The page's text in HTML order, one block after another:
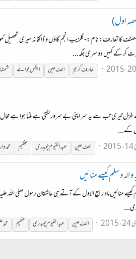
اول)
کر کے کہیں دوسری جگہ...
اعارف کریم الف عین ایکس بوائے
تیری تب سے یہ سر اپنی بےسرور لگتی ہے ملنا ہوا ہے محال جب
کے...
الف عین عبدالقیومچوہدری عظیم
و الہ وسلم کیسے منائیں
کیسے منائیں ماہِ ربیع الاول کے آتے ہی عاشقان رسول صلی
الف عین عبدالقیومچوہدری عظیم